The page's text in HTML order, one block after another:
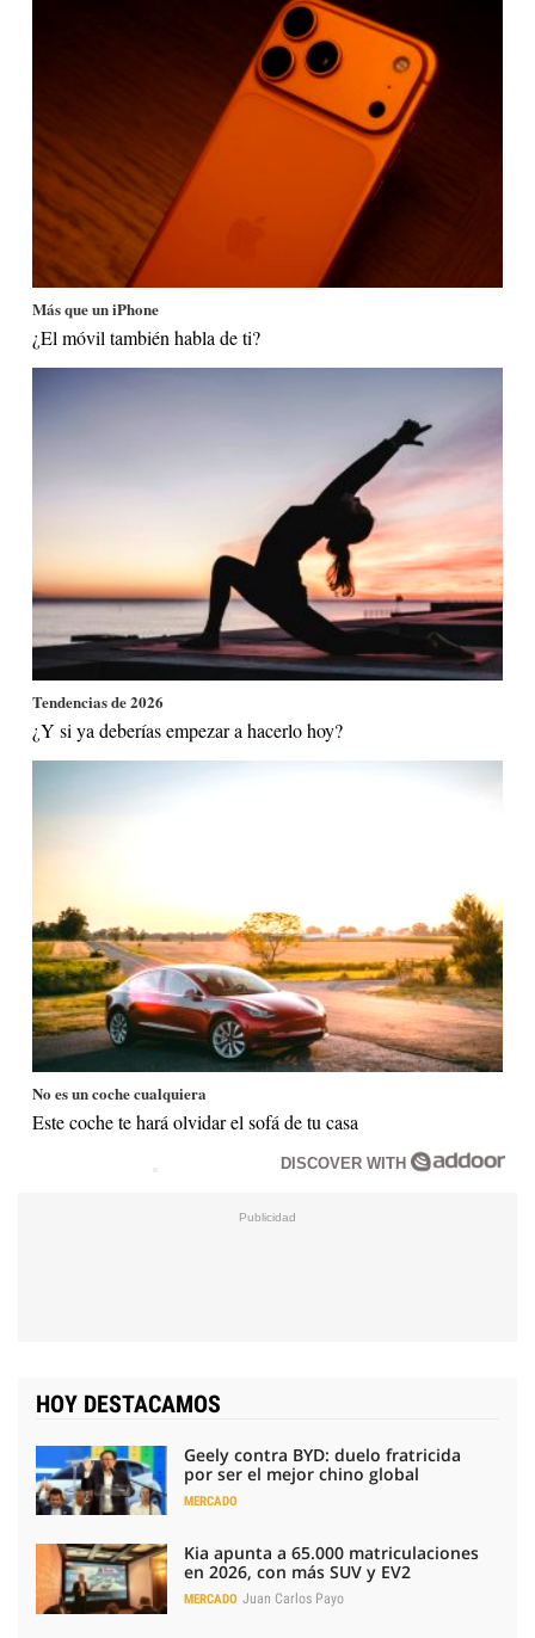
Más que un iPhone
¿El móvil también habla de ti?
Tendencias de 2026
¿Y si ya deberías empezar a hacerlo hoy?
No es un coche cualquiera
Este coche te hará olvidar el sofá de tu casa
DISCOVER WITH
HOY DESTACAMOS
Geely contra BYD: duelo fratricida
por ser el mejor chino global
MERCADO
Kia apunta a 65.000 matriculaciones
en 2026, con más SUV y EV2
MERCADO Juan Carlos Payo